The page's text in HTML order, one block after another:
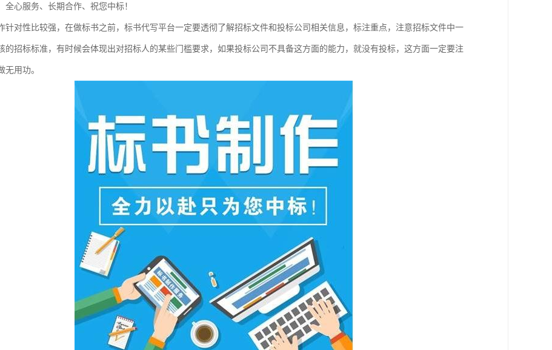
全心服务、长期合作、祝您中标！
针对性比较强，在做标书之前，标书代写平台一定要透彻了解招标文件和投标公司相关信息，标注重点，注意招标文件中一
的招标标准，有时候会体现出对招标人的某些门槛要求，如果投标公司不具备这方面的能力，就没有投标，这方面一定要注
无用功。